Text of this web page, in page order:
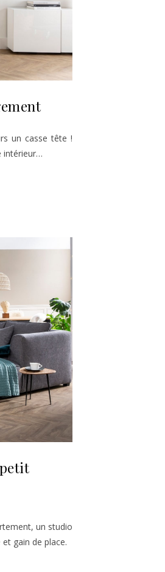
un casse tête !
intérieur…
un studio
gain de place.